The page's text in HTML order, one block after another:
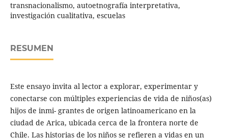
transnacionalismo, autoetnografía interpretativa,
investigación cualitativa, escuelas
RESUMEN
Este ensayo invita al lector a explorar, experimentar y
conectarse con múltiples experiencias de vida de niños(as)
hijos de inmi- grantes de origen latinoamericano en la
ciudad de Arica, ubicada cerca de la frontera norte de
Chile. Las historias de los niños se refieren a vidas en un